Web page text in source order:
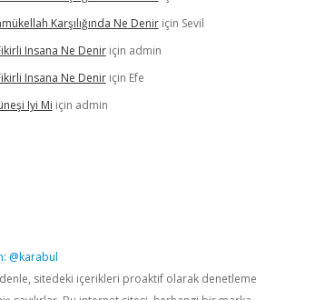
Karşılığında Ne Deniriçin Sevil
Insana Ne Deniriçin admin
Insana Ne Deniriçin Efe
Iyi Mi için admin
@karabul
sitedeki içerikleri proaktif olarak denetleme